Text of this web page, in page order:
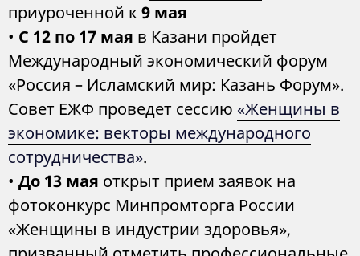
приуроченной к 9 мая
• С 12 по 17 мая в Казани пройдет
Международный экономический форум
«Россия – Исламский мир: Казань Форум».
Совет ЕЖФ проведет сессию «Женщины в
экономике: векторы международного
сотрудничества».
• До 13 мая открыт прием заявок на
фотоконкурс Минпромторга России
«Женщины в индустрии здоровья»,